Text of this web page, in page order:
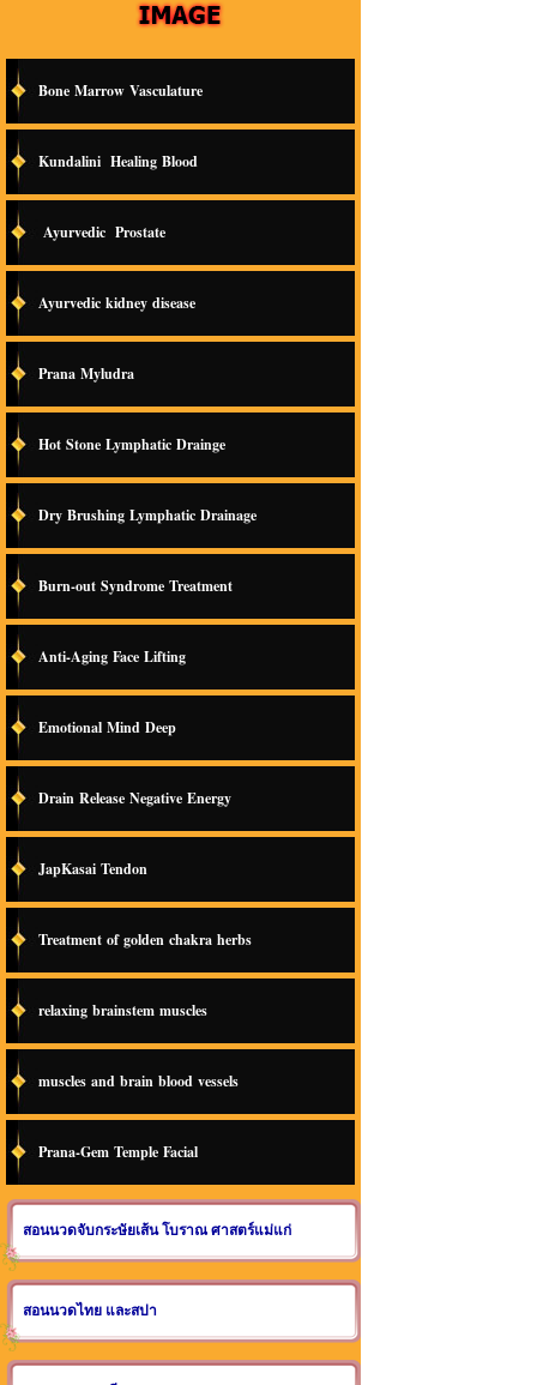
Bone Marrow Vasculature
Kundalini Healing Blood
Ayurvedic Prostate
Ayurvedic kidney disease
Prana Myludra
Hot Stone Lymphatic Drainge
Dry Brushing Lymphatic Drainage
Burn-out Syndrome Treatment
Anti-Aging Face Lifting
Emotional Mind Deep
Drain Release Negative Energy
JapKasai Tendon
Treatment of golden chakra herbs
relaxing brainstem muscles
muscles and brain blood vessels
Prana-Gem Temple Facial
สอนนวดจับกระษัยเส้น โบราณ ศาสตร์แม่แก่
สอนนวดไทย และสปา